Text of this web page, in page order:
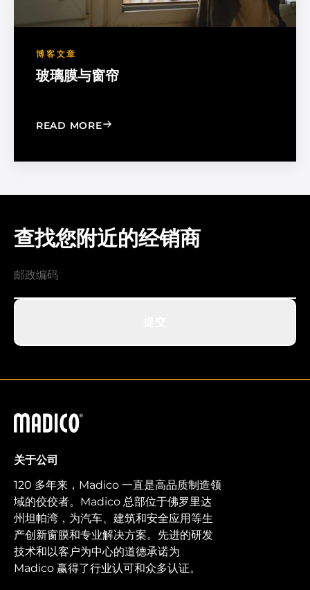
博客文章
玻璃膜与窗帘
READ MORE: WINDOW FILM VS. WINDOW
查找您附近的经销商
马迪科
关于公司
120 多年来，Madico 一直是高品质制造领
域的佼佼者。Madico 总部位于佛罗里达
州坦帕湾，为汽车、建筑和安全应用等生
产创新窗膜和专业解决方案。先进的研发
技术和以客户为中心的道德承诺为
Madico 赢得了行业认可和众多认证。